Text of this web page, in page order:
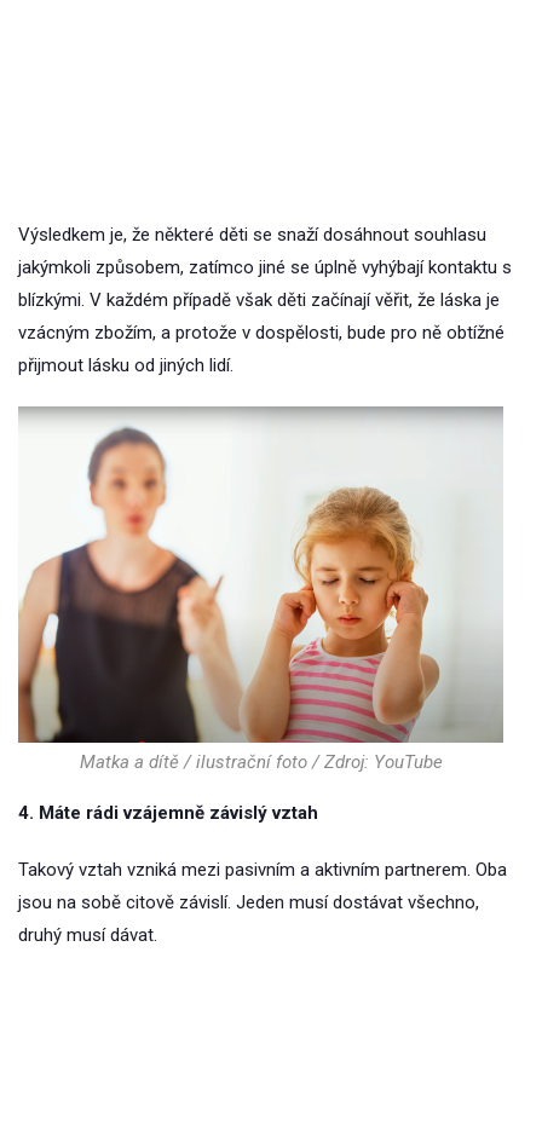
Výsledkem je, že některé děti se snaží dosáhnout souhlasu
jakýmkoli způsobem, zatímco jiné se úplně vyhýbají kontaktu s
blízkými. V každém případě však děti začínají věřit, že láska je
vzácným zbožím, a protože v dospělosti, bude pro ně obtížné
přijmout lásku od jiných lidí.
Matka a dítě / ilustrační foto / Zdroj: YouTube
4. Máte rádi vzájemně závislý vztah
Takový vztah vzniká mezi pasivním a aktivním partnerem. Oba
jsou na sobě citově závislí. Jeden musí dostávat všechno,
druhý musí dávat.